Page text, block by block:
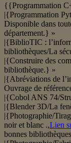
{{Programmation
|{Programmation
Disponible dans
département.} »
|{BiblioTIC :
bibliothèques/La
|{Construire des
bibliothèque.} »
|{Abréviations de
Ouvrage de
|{Cobol ANS 74/
|{Blender 3D/La
|{Photographie/
noir et blanc .,Lien
bonnes